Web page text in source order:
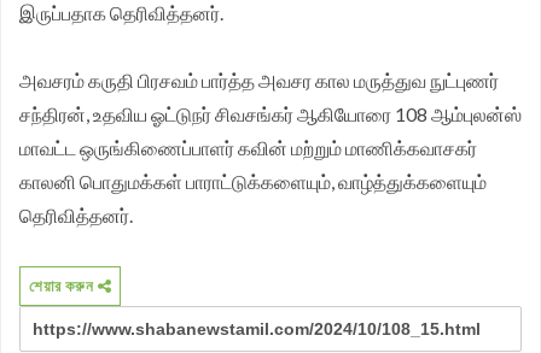
இருப்பதாக தெரிவித்தனர்.
அவசரம் கருதி பிரசவம் பார்த்த அவசர கால மருத்துவ நுட்புணர்
சந்திரன், உதவிய ஓட்டுநர் சிவசங்கர் ஆகியோரை 108 ஆம்புலன்ஸ்
மாவட்ட ஒருங்கிணைப்பாளர் கவின் மற்றும் மாணிக்கவாசகர்
காலனி பொதுமக்கள் பாராட்டுக்களையும், வாழ்த்துக்களையும்
தெரிவித்தனர்.
শেয়ার করুন